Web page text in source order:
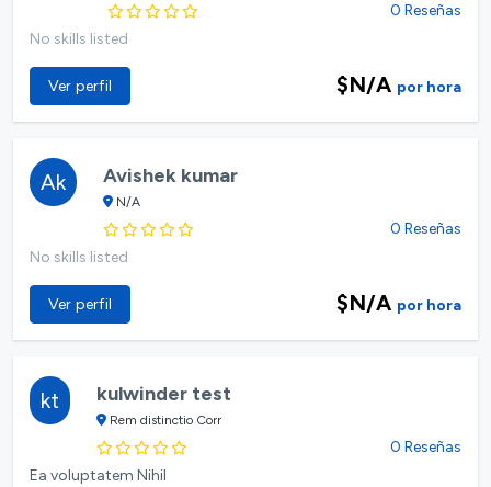
0 Reseñas
No skills listed
Ver perfil $N/A por hora
Ak Avishek kumar
N/A
0 Reseñas
No skills listed
Ver perfil $N/A por hora
kt kulwinder test
Rem distinctio Corr
0 Reseñas
Ea voluptatem Nihil